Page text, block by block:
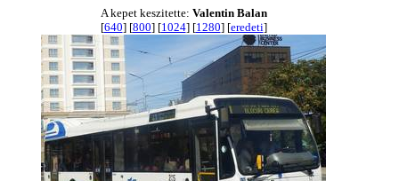
A kepet keszitette: Valentin Balan
[640] [800] [1024] [1280] [eredeti]